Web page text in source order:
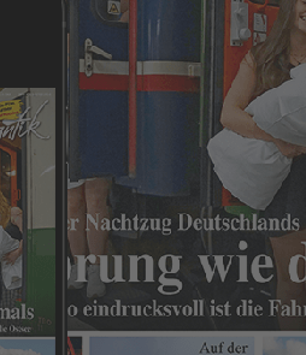
springen
Testabo „Plus“
mit Lust und Leidenschaft